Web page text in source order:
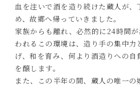
血を注いで酒を造り続けた蔵人が、
め、故郷へ帰っていきました。
家族からも離れ、必然的に24時間
われるこの環境は、造り手の集中力
げ、和を育み、何より酒造りへの
を醸します。
また、この半年の間、蔵人の唯一